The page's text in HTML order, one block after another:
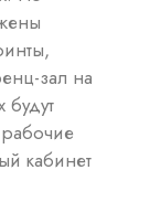
зал на
будут
кабинет